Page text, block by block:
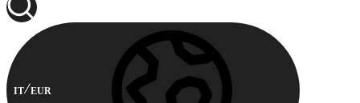
IT EUR